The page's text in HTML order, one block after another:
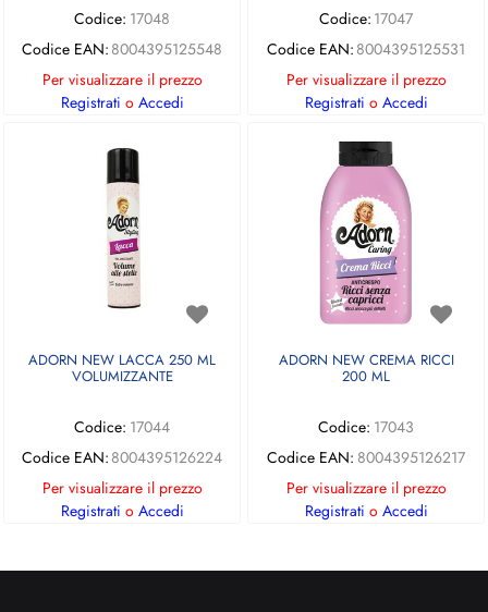
Codice: 17048
Codice EAN: 8004395125548
Per visualizzare il prezzo
Registrati o Accedi
Codice: 17047
Codice EAN: 8004395125531
Per visualizzare il prezzo
Registrati o Accedi
ADORN NEW LACCA 250 ML
VOLUMIZZANTE
Codice: 17044
Codice EAN: 8004395126224
Per visualizzare il prezzo
Registrati o Accedi
ADORN NEW CREMA RICCI
200 ML
Codice: 17043
Codice EAN: 8004395126217
Per visualizzare il prezzo
Registrati o Accedi